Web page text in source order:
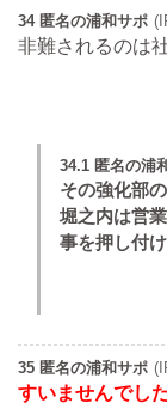
34 匿名の浦和サポ
非難されるのは
34.1 匿名の浦
その強化部
堀之内は営
事を押し付
35 匿名の浦和サポ
すいませんでし